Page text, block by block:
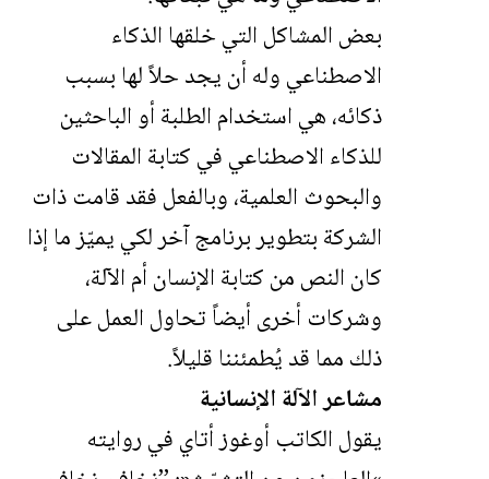
بعض المشاكل التي خلقها الذكاء
الاصطناعي وله أن يجد حلاً لها بسبب
ذكائه، هي استخدام الطلبة أو الباحثين
للذكاء الاصطناعي في كتابة المقالات
والبحوث العلمية، وبالفعل فقد قامت ذات
الشركة بتطوير برنامج آخر لكي يميّز ما إذا
كان النص من كتابة الإنسان أم الآلة،
وشركات أخرى أيضاً تحاول العمل على
ذلك مما قد يُطمئننا قليلاً.
مشاعر الآلة الإنسانية
يقول الكاتب أوغوز أتاي في روايته